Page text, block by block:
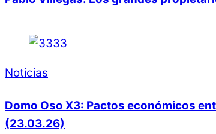
Noticias
Domo Oso X3: Pactos económicos
(23.03.26)